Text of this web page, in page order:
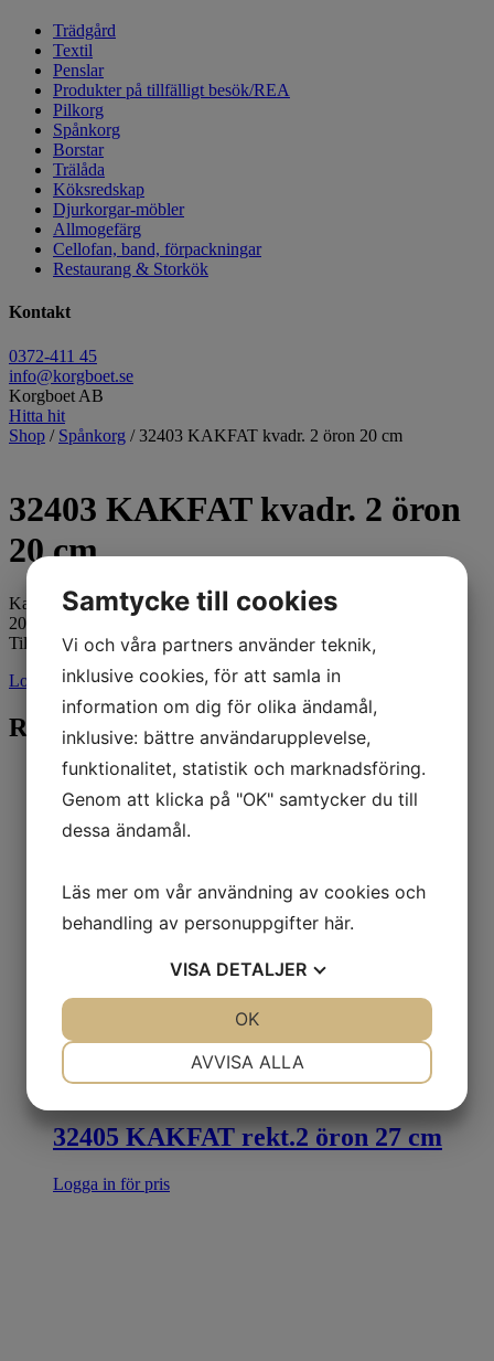
Trädgård
Textil
Penslar
Produkter på tillfälligt besök/REA
Pilkorg
Spånkorg
Borstar
Trälåda
Köksredskap
Djurkorgar-möbler
Allmogefärg
Cellofan, band, förpackningar
Restaurang & Storkök
Kontakt
0372-411 45
info@korgboet.se
Korgboet AB
Hitta hit
Shop / Spånkorg / 32403 KAKFAT kvadr. 2 öron 20 cm
32403 KAKFAT kvadr. 2 öron
20 cm
Kakfat kvadratiskt 2 öron
20x20x6(10)
Tillverkas i Polen.
Logga in för pris
Relaterade produkter
32405 KAKFAT rekt.2 öron 27 cm
Logga in för pris
Samtycke till cookies
Vi och våra partners använder teknik,
inklusive cookies, för att samla in
information om dig för olika ändamål,
inklusive: bättre användarupplevelse,
funktionalitet, statistik och marknadsföring.
Genom att klicka på "OK" samtycker du till
dessa ändamål.
Läs mer om vår användning av cookies och
behandling av personuppgifter här.
VISA DETALJER
MARKNADSFÖRING STATISTIK
AVVISA ALLA
OK